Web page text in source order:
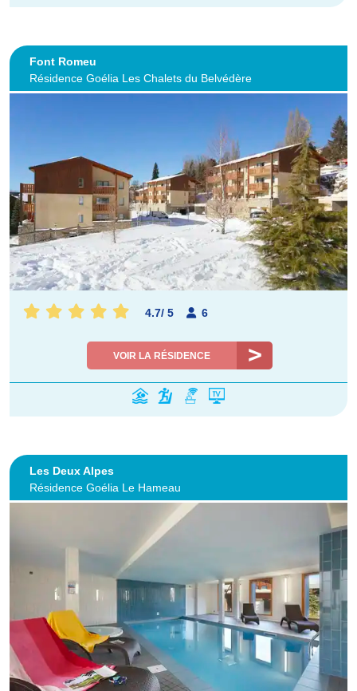
Font Romeu
Résidence Goélia Les Chalets du Belvédère
4.7/ 5 6
VOIR LA RÉSIDENCE
Les Deux Alpes
Résidence Goélia Le Hameau